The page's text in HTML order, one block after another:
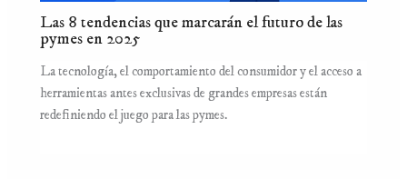
Las 8 tendencias que marcarán el futuro de las
pymes en 2025
La tecnología, el comportamiento del consumidor y el acceso a
herramientas antes exclusivas de grandes empresas están
redefiniendo el juego para las pymes.